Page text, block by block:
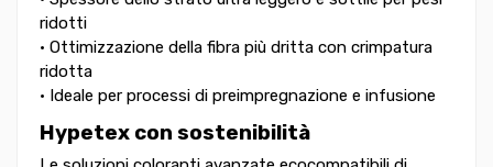
ridotti
• Ottimizzazione della fibra più dritta con crimpatura
ridotta
• Ideale per processi di preimpregnazione e infusione
Hypetex con sostenibilità